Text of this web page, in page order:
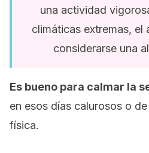
una actividad
climáticas extremas,
considerarse una
Es bueno para calmar la
en esos días calurosos o
física.